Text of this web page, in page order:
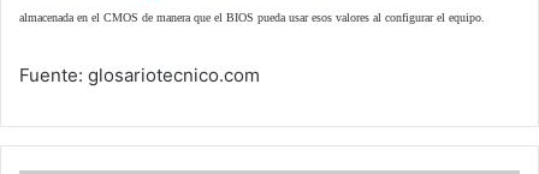
almacenada en el CMOS de manera que el BIOS pueda usar esos valores al configurar el equipo.
Fuente: glosariotecnico.com